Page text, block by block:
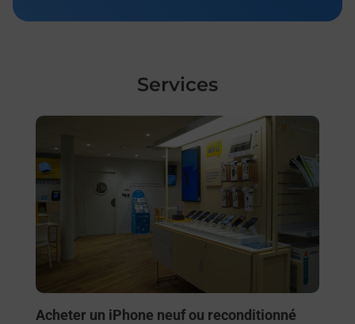
Services
En savoir plus
Acheter un iPhone neuf ou reconditionné